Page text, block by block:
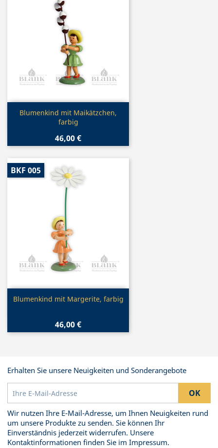
Vorschau
Blumenkind mit Maikätzchen,
farbig
46,00 €
Vorschau
Blumenkind mit Margerite, farbig
46,00 €
BKF 005
Erhalten Sie unsere Neuigkeiten und Sonderangebote
Wir nutzen Ihre E-Mail-Adresse, um Ihnen Neuigkeiten rund
um unsere Produkte zu senden. Sie können Ihr
Einverständnis jederzeit widerrufen. Unsere
Kontaktinformationen finden Sie im Impressum.